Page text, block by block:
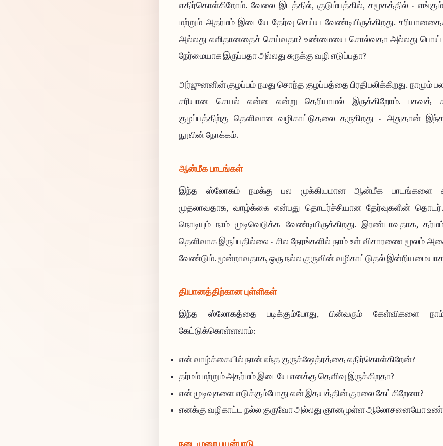
எதிர்கொள்கிறோம். வேலை இடத்தில், குடும்பத்தில், சமூகத்தில் -
மற்றும் அதர்மம் இடையே தேர்வு செய்ய வேண்டியிருக்கிறது.
அல்லது எளிதானதைச் செய்வதா? உண்மையை சொல்வதா அல்லது
நேர்மையாக இருப்பதா அல்லது சுருக்கு வழி எடுப்பதா?
அர்ஜுனனின் குழப்பம் நமது சொந்த குழப்பத்தை பிரதிபலிக்கிறது. நாமும்
சரியான செயல் என்ன என்று தெரியாமல் இருக்கிறோம்.
குழப்பத்திற்கு தெளிவான வழிகாட்டுதலை தருகிறது - அதுதான்
நூலின் நோக்கம்.
ஆன்மீக பாடங்கள்
இந்த ஸ்லோகம் நமக்கு பல முக்கியமான ஆன்மீக பாடங்களை
முதலாவதாக, வாழ்க்கை என்பது தொடர்ச்சியான தேர்வுகளின்
நொடியும் நாம் முடிவெடுக்க வேண்டியிருக்கிறது. இரண்டாவதாக,
தெளிவாக இருப்பதில்லை - சில நேரங்களில் நாம் உள் விசாரணை மூலம்
வேண்டும். மூன்றாவதாக, ஒரு நல்ல குருவின் வழிகாட்டுதல்
தியானத்திற்கான புள்ளிகள்
இந்த ஸ்லோகத்தை படிக்கும்போது, பின்வரும் கேள்விகளை
கேட்டுக்கொள்ளலாம்:
என் வாழ்க்கையில் நான் எந்த குருக்ஷேத்ரத்தை எதிர்கொள்கிறேன்?
தர்மம் மற்றும் அதர்மம் இடையே எனக்கு தெளிவு இருக்கிறதா?
என் முடிவுகளை எடுக்கும்போது என் இதயத்தின் குரலை கேட்கிறேனா?
எனக்கு வழிகாட்ட நல்ல குருவோ அல்லது ஞானமுள்ள ஆலோசனையோ
நடைமுறை பயன்பாடு